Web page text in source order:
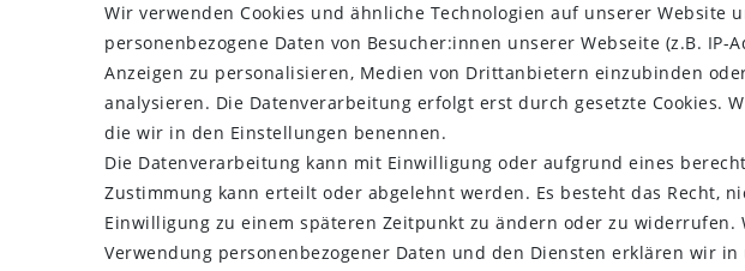
Versand
Rücksendung
Widerrufs­recht
Impressum
Daten­schutz­erklärung
AGB
Kontakt
Wir verwenden Cookies und ähnliche Technologien auf unserer Website
personenbezogene Daten von Besucher:innen unserer Webseite (z.B. IP-
Anzeigen zu personalisieren, Medien von Drittanbietern einzubinden
analysieren. Die Datenverarbeitung erfolgt erst durch gesetzte Cookies.
die wir in den Einstellungen benennen.
Die Datenverarbeitung kann mit Einwilligung oder aufgrund eines
Zustimmung kann erteilt oder abgelehnt werden. Es besteht das Recht,
Einwilligung zu einem späteren Zeitpunkt zu ändern oder zu widerrufen.
Verwendung personenbezogener Daten und den Diensten erklären wir in